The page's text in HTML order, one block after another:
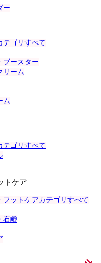
ー
テゴリすべて
ブースター
リーム
ム
テゴリすべて
トケア
ットケアカテゴリすべて
石鹸